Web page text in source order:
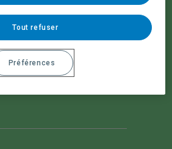
parle
nous!
Tout refuser
Préférences